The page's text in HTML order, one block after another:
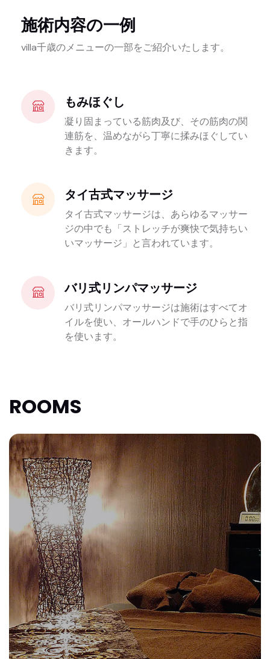
施術内容の一例
villa千歳のメニューの一部をご紹介いたします。
もみほぐし
凝り固まっている筋肉及び、その筋肉の関
連筋を、温めながら丁寧に揉みほぐしてい
きます。
タイ古式マッサージ
タイ古式マッサージは、あらゆるマッサー
ジの中でも「ストレッチが爽快で気持ちい
いマッサージ」と言われています。
バリ式リンパマッサージ
バリ式リンパマッサージは施術はすべてオ
イルを使い、オールハンドで手のひらと指
を使います。
ROOMS